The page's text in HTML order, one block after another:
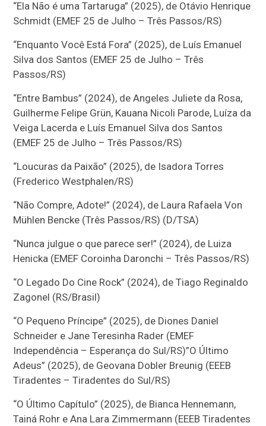
“Ela Não é uma Tartaruga” (2025), de Otávio Henrique
Schmidt (EMEF 25 de Julho – Três Passos/RS)
“Enquanto Você Está Fora” (2025), de Luís Emanuel
Silva dos Santos (EMEF 25 de Julho – Três
Passos/RS)
“Entre Bambus” (2024), de Angeles Juliete da Rosa,
Guilherme Felipe Grün, Kauana Nicoli Parode, Luíza da
Veiga Lacerda e Luís Emanuel Silva dos Santos
(EMEF 25 de Julho – Três Passos/RS)
“Loucuras da Paixão” (2025), de Isadora Torres
(Frederico Westphalen/RS)
“Não Compre, Adote!” (2024), de Laura Rafaela Von
Mühlen Bencke (Três Passos/RS) (D/TSA)
“Nunca julgue o que parece ser!” (2024), de Luiza
Henicka (EMEF Coroinha Daronchi – Três Passos/RS)
“O Legado Do Cine Rock” (2024), de Tiago Reginaldo
Zagonel (RS/Brasil)
“O Pequeno Príncipe” (2025), de Diones Daniel
Schneider e Jane Teresinha Rader (EMEF
Independência – Esperança do Sul/RS)”O Último
Adeus” (2025), de Geovana Dobler Breunig (EEEB
Tiradentes – Tiradentes do Sul/RS)
“O Último Capítulo” (2025), de Bianca Hennemann,
Tainá Rohr e Ana Lara Zimmermann (EEEB Tiradentes